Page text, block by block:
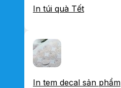
In túi quà Tết
In tem decal sản phẩm